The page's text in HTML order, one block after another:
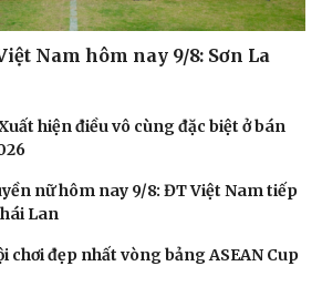
Nam hôm nay 9/8: Sơn La
hiện điều vô cùng đặc biệt ở bán
nữ hôm nay 9/8: ĐT Việt Nam tiếp
Lan
chơi đẹp nhất vòng bảng ASEAN Cup